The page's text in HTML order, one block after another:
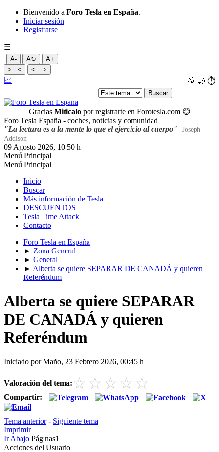
Bienvenido a Foro Tesla en España.
Iniciar sesión
Registrarse
☰
A- A↻
A+
> - <
< -- >
🌞 🌙 ⏱️
📈
Gracias Miticalopor registrarte en Forotesla.com 😊
Foro Tesla España - coches, noticias y comunidad
"La lectura es a la mente lo que el ejercicio al cuerpo"
Joseph
Addison
09 Agosto 2026, 10:50 h
Menú Principal
Menú Principal
Inicio
Buscar
Más información de Tesla
DESCUENTOS
Tesla Time Attack
Contacto
Foro Tesla en España
► Zona General
► General
► Alberta se quiere SEPARAR DE CANADÁ y quieren
Referéndum
Alberta se quiere SEPARAR
DE CANADÁ y quieren
Referéndum
Iniciado por Maño, 23 Febrero 2026, 00:45 h
Valoración del tema: ☆ ☆ ☆ ☆ ☆
Compartir:
Tema anterior- Siguiente tema
Imprimir
Ir Abajo Páginas1
Acciones del Usuario